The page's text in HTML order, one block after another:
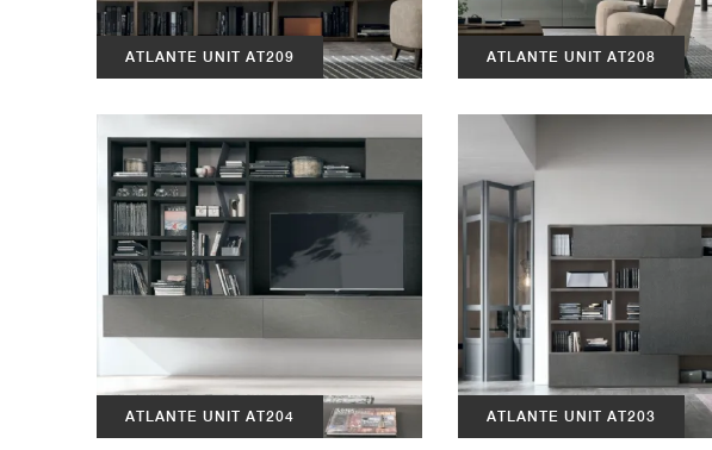
ATLANTE UNIT AT209 ATLANTE UNIT AT208
ATLANTE UNIT AT204 ATLANTE UNIT AT203